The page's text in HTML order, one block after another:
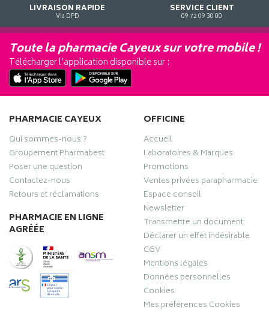
LIVRAISON RAPIDE
Via DPD
SERVICE CLIENT
09 72 09 30 00
Toute la pharmacie Cayeux sur votre mobile !
Télécharger l’application disponible sur :
PHARMACIE CAYEUX
Qui sommes-nous ?
Groupement Pharmabest
Poser une question
Contactez-nous
Retours et réclamations
PHARMACIE EN LIGNE
AGRÉÉE
OFFICINE
Accueil
Laboratoires & Marques
Promotions
Ventes privées parapharmacie
Espace conseil
Newsletter
Transmettre un document
Déclarer un effet indésirable
CGV
Mentions légales
Données personnelles
Cookies
Mes préférences Cookies